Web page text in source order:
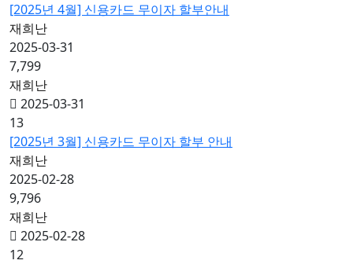
[2025년 4월] 신용카드 무이자 할부안내
재희난
2025-03-31
7,799
재희난
2025-03-31
13
[2025년 3월] 신용카드 무이자 할부 안내
재희난
2025-02-28
9,796
재희난
2025-02-28
12